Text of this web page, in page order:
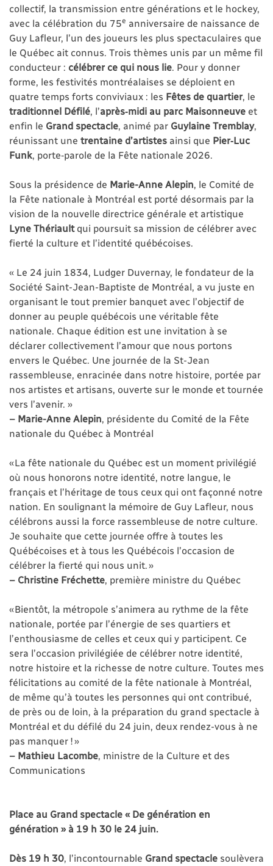
collectif, la transmission entre générations et le hockey,
avec la célébration du 75e anniversaire de naissance de
Guy Lafleur, l’un des joueurs les plus spectaculaires que
le Québec ait connus. Trois thèmes unis par un même fil
conducteur : célébrer ce qui nous lie . Pour y donner
forme, les festivités montréalaises se déploient en
quatre temps forts conviviaux : les Fêtes de quartier, le
traditionnel Défilé , l’après‑midi au parc Maisonneuve et
enfin le Grand spectacle , animé par Guylaine Tremblay,
réunissant une trentaine d’artistes ainsi que Pier‑Luc
Funk , porte‑parole de la Fête nationale 2026.
Sous la présidence de Marie-Anne Alepin , le Comité de
la Fête nationale à Montréal est porté désormais par la
vision de la nouvelle directrice générale et artistique
Lyne Thériault qui poursuit sa mission de célébrer avec
fierté la culture et l’identité québécoises.
« Le 24 juin 1834, Ludger Duvernay, le fondateur de la
Société Saint-Jean-Baptiste de Montréal, a vu juste en
organisant le tout premier banquet avec l’objectif de
donner au peuple québécois une véritable fête
nationale. Chaque édition est une invitation à se
déclarer collectivement l’amour que nous portons
envers le Québec. Une journée de la St-Jean
rassembleuse, enracinée dans notre histoire, portée par
nos artistes et artisans, ouverte sur le monde et tournée
vers l’avenir. »
– Marie-Anne Alepin , présidente du Comité de la Fête
nationale du Québec à Montréal
« La fête nationale du Québec est un moment privilégié
où nous honorons notre identité, notre langue, le
français et l’héritage de tous ceux qui ont façonné notre
nation. En soulignant la mémoire de Guy Lafleur, nous
célébrons aussi la force rassembleuse de notre culture.
Je souhaite que cette journée offre à toutes les
Québécoises et à tous les Québécois l’occasion de
célébrer la fierté qui nous unit. »
– Christine Fréchette , première ministre du Québec
« Bientôt, la métropole s’animera au rythme de la fête
nationale, portée par l’énergie de ses quartiers et
l’enthousiasme de celles et ceux qui y participent. Ce
sera l’occasion privilégiée de célébrer notre identité,
notre histoire et la richesse de notre culture. Toutes mes
félicitations au comité de la fête nationale à Montréal,
de même qu’à toutes les personnes qui ont contribué,
de près ou de loin, à la préparation du grand spectacle à
Montréal et du défilé du 24 juin, deux rendez-vous à ne
pas manquer ! »
– Mathieu Lacombe , ministre de la Culture et des
Communications
Place au Grand spectacle « De génération en
génération » à 19 h 30 le 24 juin.
Dès 19 h 30 , l’incontournable Grand spectacle soulèvera